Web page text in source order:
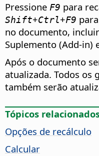
Pressione F9 para
Shift+Ctrl+F9
no documento,
Suplemento (Add-in)
Após o documento
atualizada. Todos os
também serão
Tópicos
Opções de recálculo
Calcular